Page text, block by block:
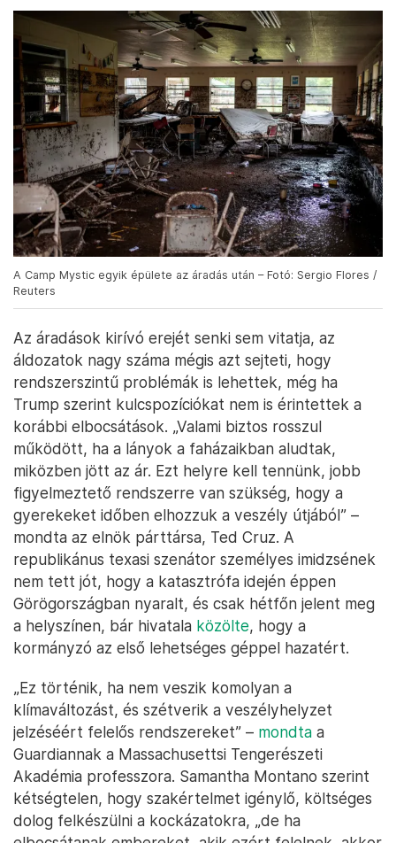
A Camp Mystic egyik épülete az áradás után – Fotó: Sergio Flores /
Reuters
Az áradások kirívó erejét senki sem vitatja, az
áldozatok nagy száma mégis azt sejteti, hogy
rendszerszintű problémák is lehettek, még ha
Trump szerint kulcspozíciókat nem is érintettek a
korábbi elbocsátások. „Valami biztos rosszul
működött, ha a lányok a faházaikban aludtak,
miközben jött az ár. Ezt helyre kell tennünk, jobb
figyelmeztető rendszerre van szükség, hogy a
gyerekeket időben elhozzuk a veszély útjából” –
mondta az elnök párttársa, Ted Cruz. A
republikánus texasi szenátor személyes imidzsének
nem tett jót, hogy a katasztrófa idején éppen
Görögországban nyaralt, és csak hétfőn jelent meg
a helyszínen, bár hivatala közölte, hogy a
kormányzó az első lehetséges géppel hazatért.
„Ez történik, ha nem veszik komolyan a
klímaváltozást, és szétverik a veszélyhelyzet
jelzéséért felelős rendszereket” – mondta a
Guardiannak a Massachusettsi Tengerészeti
Akadémia professzora. Samantha Montano szerint
kétségtelen, hogy szakértelmet igénylő, költséges
dolog felkészülni a kockázatokra, „de ha